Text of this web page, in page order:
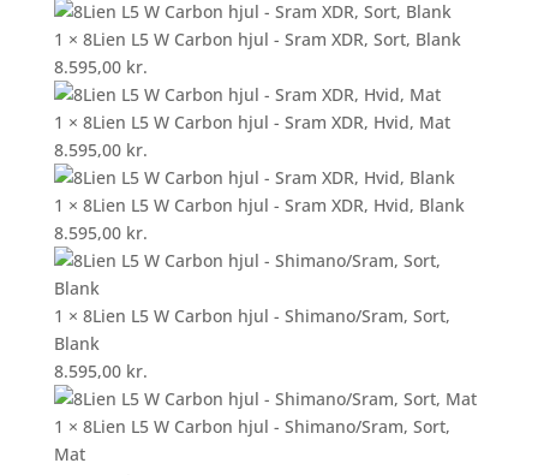
1 × 8Lien L5 W Carbon hjul - Sram XDR, Sort, Blank
8.595,00 kr.
1 × 8Lien L5 W Carbon hjul - Sram XDR, Hvid, Mat
8.595,00 kr.
1 × 8Lien L5 W Carbon hjul - Sram XDR, Hvid, Blank
8.595,00 kr.
1 × 8Lien L5 W Carbon hjul - Shimano/Sram, Sort,
Blank
8.595,00 kr.
1 × 8Lien L5 W Carbon hjul - Shimano/Sram, Sort,
Mat